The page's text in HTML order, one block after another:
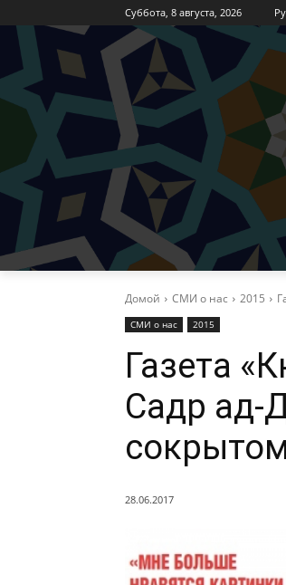
Суббота, 8 августа, 2026
Домой СМИ о нас 2015
СМИ о нас 2015
Газета
Садр ад-
28.06.2017